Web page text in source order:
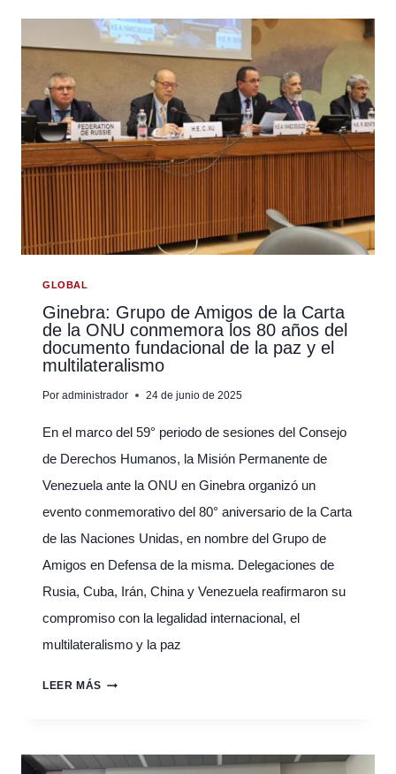
CHINA-
EUROPA
DERECHOS
HUMANOS
EN
LA
AIDHDES
DESTACA
FIRME
POSTURA
INTERNACIONALISTA
GLOBAL
Ginebra: Grupo de Amigos de la Carta
de la ONU conmemora los 80 años del
documento fundacional de la paz y el
multilateralismo
Por administrador 24 de junio de 2025
En el marco del 59° periodo de sesiones del Consejo
de Derechos Humanos, la Misión Permanente de
Venezuela ante la ONU en Ginebra organizó un
evento conmemorativo del 80° aniversario de la Carta
de las Naciones Unidas, en nombre del Grupo de
Amigos en Defensa de la misma. Delegaciones de
Rusia, Cuba, Irán, China y Venezuela reafirmaron su
compromiso con la legalidad internacional, el
multilateralismo y la paz
LEER MÁSGINEBRA:
DE